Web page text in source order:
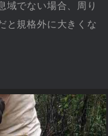
域でない場合、周り
と規格外に大きくな